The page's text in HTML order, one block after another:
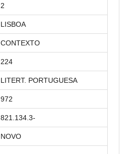
2
LISBOA
CONTEXTO
224
LITERT. PORTUGUESA
972
821.134.3-
NOVO